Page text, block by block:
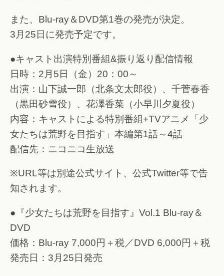
また、Blu-ray＆DVD第1巻の発売が決定。
3月25日に発売予定です。
●キャスト出演特別番組&振り返り配信情報
日時：2月5日（金）20：00～
出演：山下誠一郎（北条文太郎役）、千菅春香
（黒田砂雪役）、花澤香菜（小早川夕夏役）
内容：キャストによる特別番組+TVアニメ「少
女たちは荒野を目指す」本編第1話～4話
配信先：ニコニコ生放送
※URL等は別途公式サイト、公式Twitter等で告
知されます。
●『少女たちは荒野を目指す』Vol.1 Blu-ray＆
DVD
価格：Blu-ray 7,000円＋税／DVD 6,000円＋税
発売日：3月25日発売